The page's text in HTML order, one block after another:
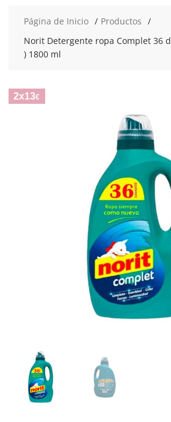
Página de Inicio
Productos
Norit Detergente ropa Complet 36
) 1800 ml
2x13€